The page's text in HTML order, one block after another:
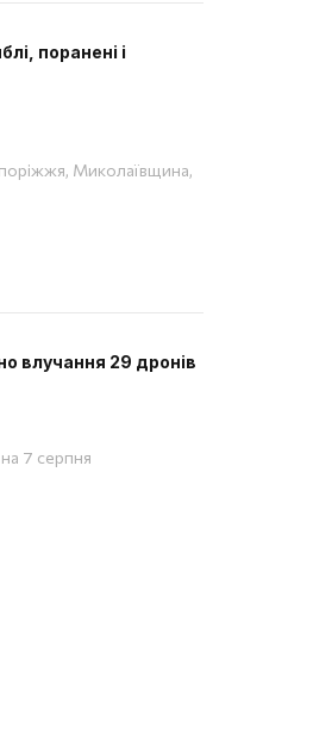
поранені і
Миколаївщина,
влучання 29 дронів
на 7 серпня